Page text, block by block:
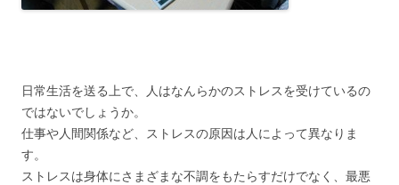
日常生活を送る上で、人はなんらかのストレスを受けているの
ではないでしょうか。
仕事や人間関係など、ストレスの原因は人によって異なりま
す。
ストレスは身体にさまざまな不調をもたらすだけでなく、最悪